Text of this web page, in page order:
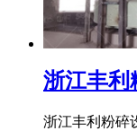
浙江丰利
浙江丰利粉碎